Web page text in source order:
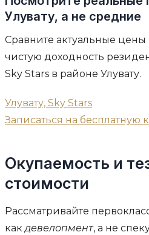
Улувату, а не средние
Сравните актуальные
чистую доходность
Sky Stars в районе Улувату.
Улувату, Sky Stars
Записаться на бесплатную
Окупаемость и
стоимости
Рассматривайте
какдевелопмент, а не